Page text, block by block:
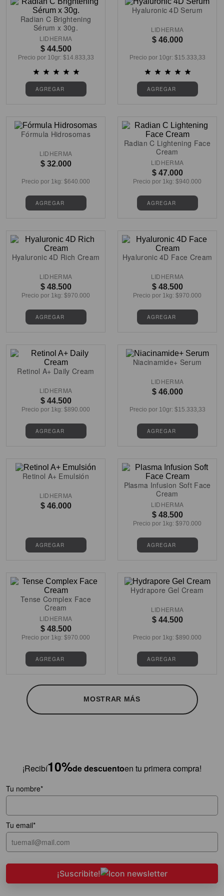
Radian C Brightening
Sérum x 30g.
LIDHERMA
$ 44.500
Precio por 10gr: $14.833,33
Hyaluronic 4D Serum
LIDHERMA
$ 46.000
Precio por 10gr: $15.333,33
Fórmula Hidrosomas
LIDHERMA
$ 32.000
Precio por 1kg: $640.000
Radian C Lightening Face
Cream
LIDHERMA
$ 47.000
Precio por 1kg: $940.000
Hyaluronic 4D Rich Cream
LIDHERMA
$ 48.500
Precio por 1kg: $970.000
Hyaluronic 4D Face Cream
LIDHERMA
$ 48.500
Precio por 1kg: $970.000
Retinol A+ Daily Cream
LIDHERMA
$ 44.500
Precio por 1kg: $890.000
Niacinamide+ Serum
LIDHERMA
$ 46.000
Precio por 10gr: $15.333,33
Retinol A+ Emulsión
LIDHERMA
$ 46.000
Plasma Infusion Soft Face
Cream
LIDHERMA
$ 48.500
Precio por 1kg: $970.000
Tense Complex Face
Cream
LIDHERMA
$ 48.500
Precio por 1kg: $970.000
Hydrapore Gel Cream
LIDHERMA
$ 44.500
Precio por 1kg: $890.000
MOSTRAR MÁS
¡Recibí10%de descuentoen tu primera compra!
Tu nombre*
Tu email*
¡Suscribite!